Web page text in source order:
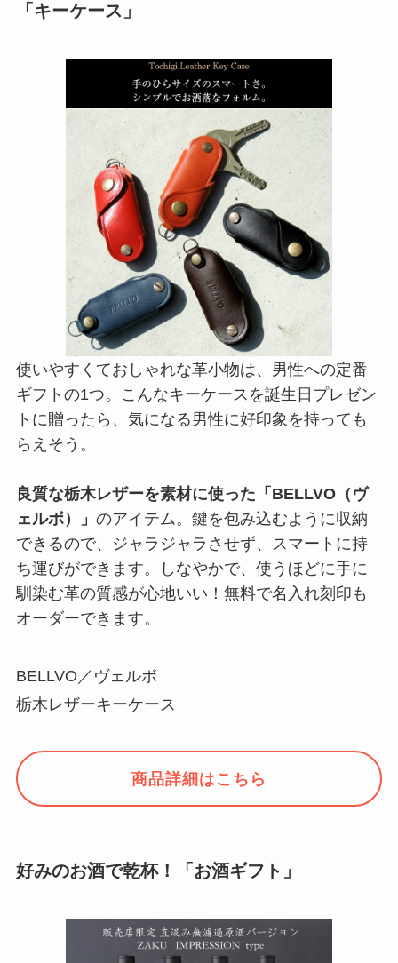
「キーケース」
使いやすくておしゃれな革小物は、男性への定番
ギフトの1つ。こんなキーケースを誕生日プレゼン
トに贈ったら、気になる男性に好印象を持っても
らえそう。
良質な栃木レザーを素材に使った「BELLVO（ヴ
ェルボ）」 のアイテム。鍵を包み込むように収納
できるので、ジャラジャラさせず、スマートに持
ち運びができます。しなやかで、使うほどに手に
馴染む革の質感が心地いい！無料で名入れ刻印も
オーダーできます。
BELLVO／ヴェルボ
栃木レザーキーケース
商品詳細はこちら
好みのお酒で乾杯！「お酒ギフト」